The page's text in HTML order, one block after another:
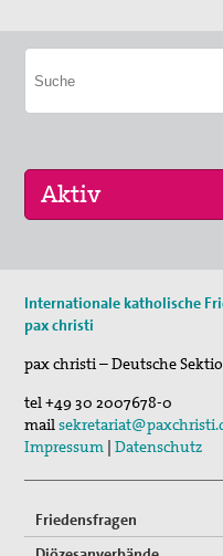
Fahradpilgertour 2026
Programm der VHS und
Internationale katholische
pax christi
pax christi – Deutsche
tel+49 30 2007678-0
mail
Impressum |Datenschutz
Friedensfragen